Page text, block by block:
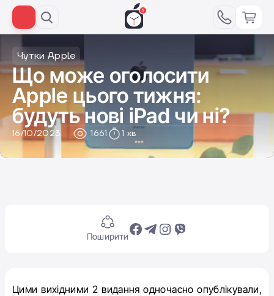
Чутки Apple
Що може оголосити
Apple цього тижня:
будуть нові iPad чи ні?
16/10/2023 1661 1 хв
Поширити
Цими вихідними 2 видання одночасно опублікували,